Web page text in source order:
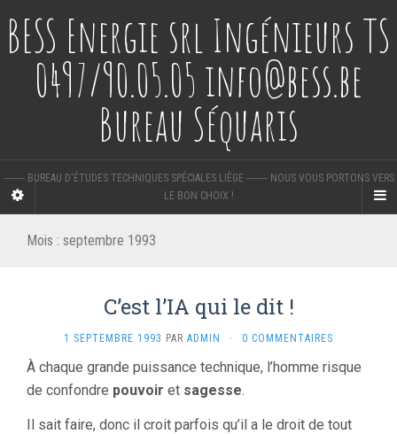
BESS Energie srl Ingénieurs TS
0497/90.05.05 info@bess.be
Bureau Séquaris
-------- BUREAU D'ÉTUDES TECHNIQUES SPÉCIALES LIÈGE -------- NOUS VOUS PORTONS VERS
LE BON CHOIX !
Mois : septembre 1993
C’est l’IA qui le dit !
1 SEPTEMBRE 1993 PAR ADMIN · 0 COMMENTAIRES
À chaque grande puissance technique, l’homme risque
de confondre pouvoir et sagesse.
Il sait faire, donc il croit parfois qu’il a le droit de tout